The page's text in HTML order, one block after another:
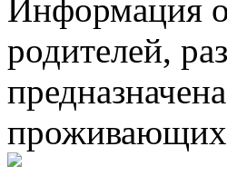
Информация о
родителей,